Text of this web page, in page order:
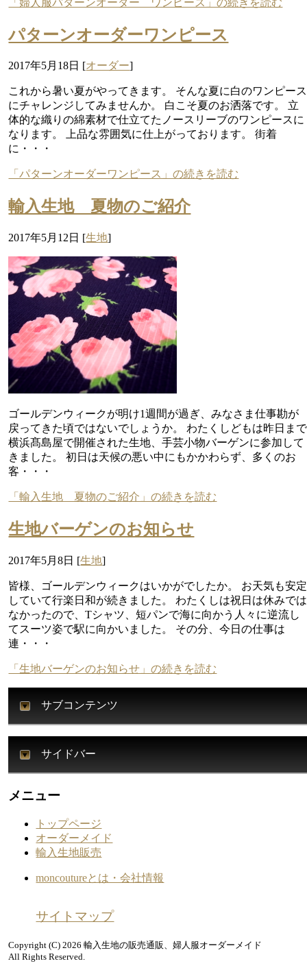
パターンオーダーワンピース
2017年5月18日 [オーダー]
これから暑い夏がやってきます。 そんな夏に白のワンピース
にチャレンジしてみませんか。 白こそ夏のお洒落です。 立
体的な織りの綿素材で仕立てたノースリーブのワンピースに
なります。 上品な雰囲気に仕上がっております。 街着
に・・・
「パターンオーダーワンピース」の続きを読む
輸入生地 夏物のご紹介
2017年5月12日 [生地]
ゴールデンウィークが明け1週間が過ぎ、みなさま仕事勘が
戻ってきた頃ではないでしょうか。 わたくしどもは昨日まで
横浜髙島屋で開催された生地、手芸小物バーゲンに参加して
きました。 初日は天候の悪い中にもかかわらず、多くのお
客・・・
「輸入生地 夏物のご紹介」の続きを読む
生地バーゲンのお知らせ
2017年5月8日 [生地]
皆様、ゴールデンウィークはいかがでしたか。 お天気も安定
していて行楽日和が続きました。 わたくしは祝日は休みでは
なかったので、Tシャツ、短パンで海に向かう人々に逆流し
てスーツ姿で駅に向かいました。 その分、今日の仕事は
連・・・
「生地バーゲンのお知らせ」の続きを読む
サブコンテンツ
サイドバー
メニュー
トップページ
オーダーメイド
輸入生地販売
moncoutureとは・会社情報
サイトマップ
Copyright (C) 2026 輸入生地の販売通販、婦人服オーダーメイド
All Rights Reserved.